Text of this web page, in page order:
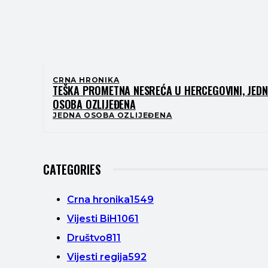
CRNA HRONIKA
TEŠKA PROMETNA NESREĆA U HERCEGOVINI,
OSOBA OZLIJEĐENA
JEDNA OSOBA OZLIJEĐENA
CATEGORIES
Crna hronika1549
Vijesti BiH1061
Društvo811
Vijesti regija592